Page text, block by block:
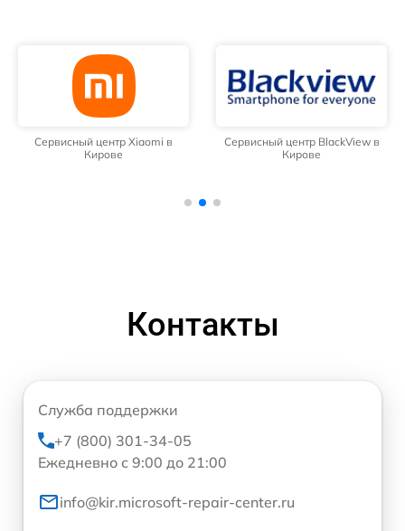
Сервисный центр Xiaomi в
Кирове
Сервисный центр BlackView в
Кирове
Контакты
Служба поддержки
+7 (800) 301-34-05
Ежедневно с 9:00 до 21:00
info@kir.microsoft-repair-center.ru